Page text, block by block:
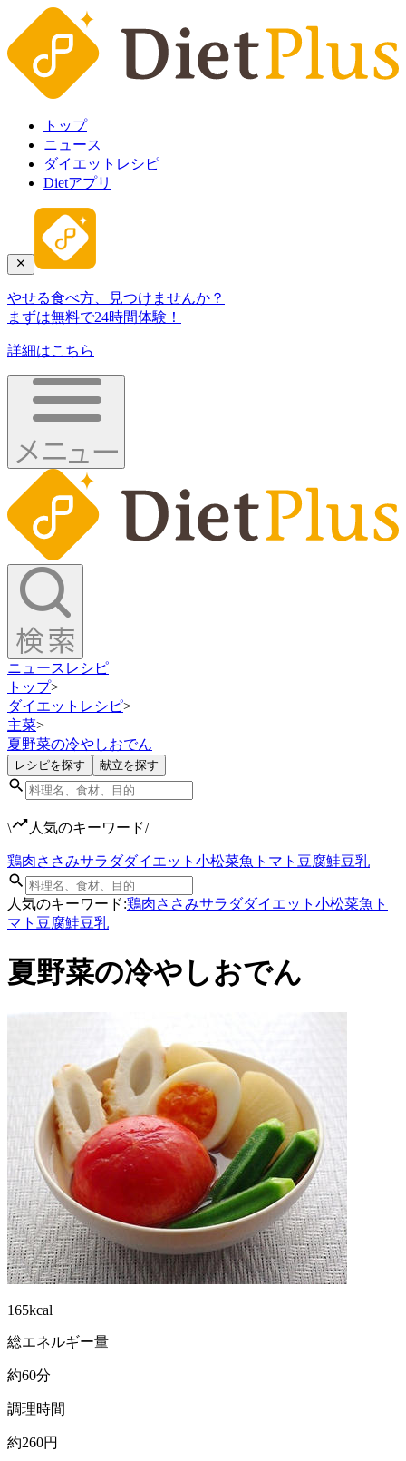
トップ
ニュース
ダイエットレシピ
Dietアプリ
やせる食べ方、見つけませんか？
まずは無料で24時間体験！
詳細はこちら
ニュース レシピ
トップ>
ダイエットレシピ>
主菜>
夏野菜の冷やしおでん
レシピを探す 献立を探す
\ 人気のキーワード/
鶏肉ささみサラダダイエット 小松菜魚 トマト 豆腐鮭豆乳
人気のキーワード:鶏肉ささみサラダダイエット 小松菜魚 ト
マト 豆腐鮭豆乳
夏野菜の冷やしおでん
165kcal
総エネルギー量
約60分
調理時間
約260円